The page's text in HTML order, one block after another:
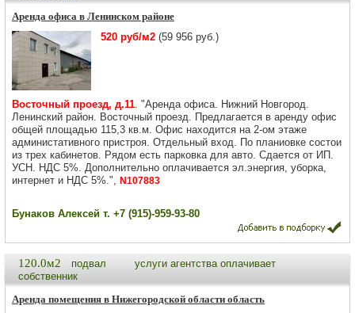
Аренда офиса в Ленинском районе
520 руб/м2 (59 956 руб.)
Восточный проезд, д.11. "Аренда офиса. Нижний Новгород.
Ленинский район. Восточный проезд. Предлагается в аренду офис
общей площадью 115,3 кв.м. Офис находится на 2-ом этаже
администативного пристроя. Отдельный вход. По планиовке состои
из трех кабинетов. Рядом есть парковка для авто. Сдается от ИП.
УСН. НДС 5%. Дополнительно оплачивается эл.энергия, уборка,
интернет и НДС 5%.", N107883
Бунаков Алексей т. +7 (915)-959-93-80
120.0м2 подвал
услуги агентства оплачивает
собственник
Аренда помещения в Нижегородской области область